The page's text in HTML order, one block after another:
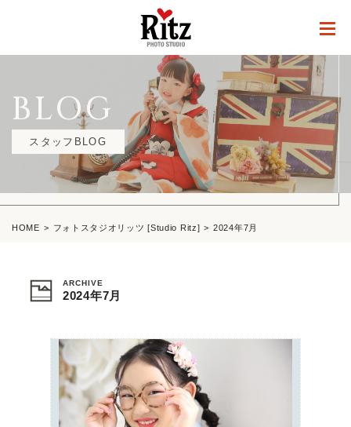
BLOG
スタッフBLOG
HOME フォトスタジオリッツ [Studio Ritz] 2024年7月
ARCHIVE
2024年7月